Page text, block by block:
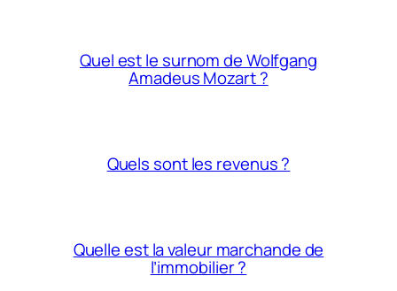
Quel est le surnom de Wolfgang
Amadeus Mozart ?
Quels sont les revenus ?
Quelle est la valeur marchande de
l’immobilier ?